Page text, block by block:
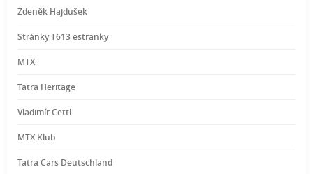
Zdeněk Hajdušek
Stránky T613 estranky
MTX
Tatra Heritage
Vladimír Cettl
MTX Klub
Tatra Cars Deutschland